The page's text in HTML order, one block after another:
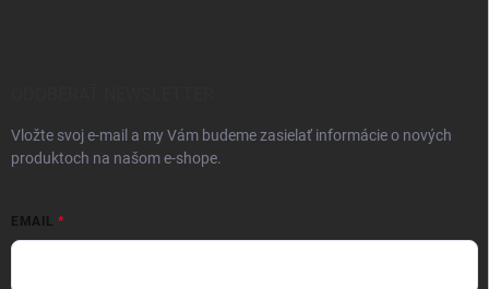
Vložte svoj e-mail a my Vám budeme zasielať informácie o nových
produktoch na našom e-shope.
EMAIL